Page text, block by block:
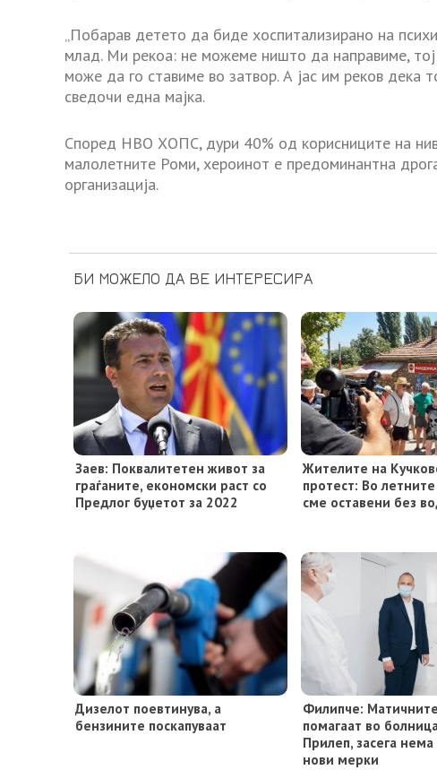
„Побарав детето да биде хоспитализирано на
млад. Ми рекоа: не можеме ништо да направиме,
може да го ставиме во затвор. А јас им реков
сведочи една мајка.
Според НВО ХОПС, дури 40% од корисниците на
малолетните Роми, хероинот е предоминантна
организација.
БИ МОЖЕЛО ДА ВЕ ИНТЕРЕСИРА
Заев: Поквалитетен живот за
граѓаните, економски раст со
Предлог буџетот за 2022
Жителите на
протест: Во
сме оставени без
Дизелот поевтинува, а
бензините поскапуваат
Филипче:
помагаат во
Прилеп, засега
нови мерки